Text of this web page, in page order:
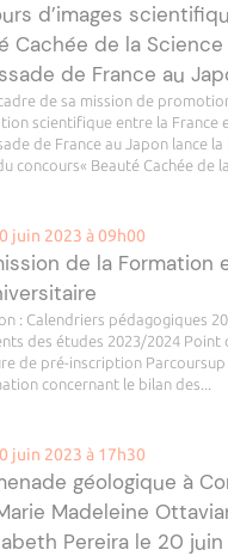
d’images
Cachée de la Science
de France au
de sa mission de
scientifique entre la France
de France au Japon lance
concours« Beauté Cachée de la
juin 2023 à 09h00
de la Formation
: Calendriers pédagogiques
des études 2023/2024 Point
de pré-inscription Parcoursup
concernant le bilan des...
juin 2023 à 17h30
géologique à
Madeleine
Pereira le 20